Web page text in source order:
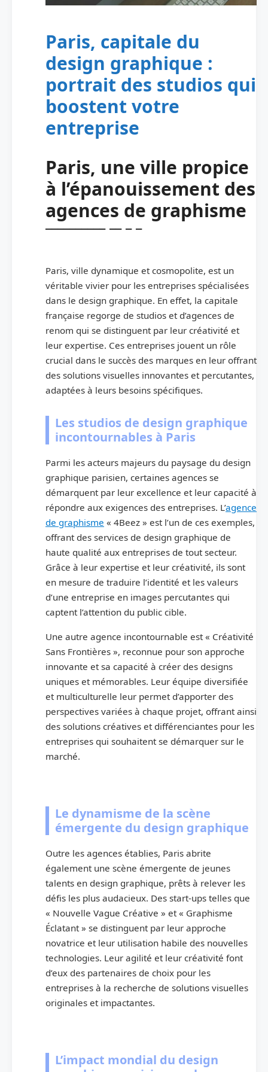
Paris, capitale du
design graphique :
portrait des studios qui
boostent votre
entreprise
Paris, une ville propice
à l’épanouissement des
agences de graphisme
Paris, ville dynamique et cosmopolite, est un
véritable vivier pour les entreprises spécialisées
dans le design graphique. En effet, la capitale
française regorge de studios et d’agences de
renom qui se distinguent par leur créativité et
leur expertise. Ces entreprises jouent un rôle
crucial dans le succès des marques en leur offrant
des solutions visuelles innovantes et percutantes,
adaptées à leurs besoins spécifiques.
Les studios de design graphique
incontournables à Paris
Parmi les acteurs majeurs du paysage du design
graphique parisien, certaines agences se
démarquent par leur excellence et leur capacité à
répondre aux exigences des entreprises. L’agence
de graphisme « 4Beez » est l’un de ces exemples,
offrant des services de design graphique de
haute qualité aux entreprises de tout secteur.
Grâce à leur expertise et leur créativité, ils sont
en mesure de traduire l’identité et les valeurs
d’une entreprise en images percutantes qui
captent l’attention du public cible.
Une autre agence incontournable est « Créativité
Sans Frontières », reconnue pour son approche
innovante et sa capacité à créer des designs
uniques et mémorables. Leur équipe diversifiée
et multiculturelle leur permet d’apporter des
perspectives variées à chaque projet, offrant ainsi
des solutions créatives et différenciantes pour les
entreprises qui souhaitent se démarquer sur le
marché.
Le dynamisme de la scène
émergente du design graphique
Outre les agences établies, Paris abrite
également une scène émergente de jeunes
talents en design graphique, prêts à relever les
défis les plus audacieux. Des start-ups telles que
« Nouvelle Vague Créative » et « Graphisme
Éclatant » se distinguent par leur approche
novatrice et leur utilisation habile des nouvelles
technologies. Leur agilité et leur créativité font
d’eux des partenaires de choix pour les
entreprises à la recherche de solutions visuelles
originales et impactantes.
L’impact mondial du design